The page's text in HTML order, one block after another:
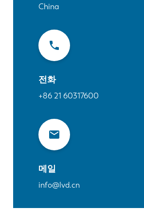
China
전화
+86 21 60317600
메일
info@lvd.cn